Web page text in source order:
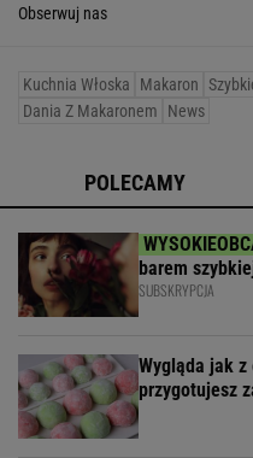
Obserwuj nas
Kuchnia Włoska Makaron
Dania Z Makaronem
News
POLECAMY
barem
SUBSKRYPCJA
Wygląda jak
przygotujesz